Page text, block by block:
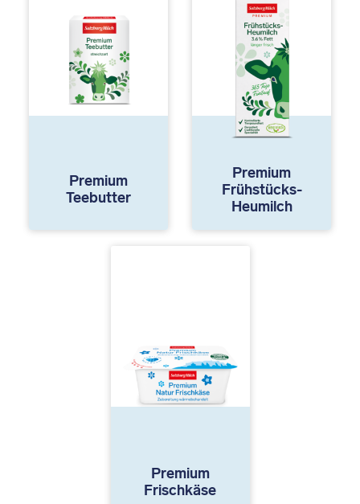
Premium
Teebutter
Premium
Frühstücks-
Heumilch
Premium
Frischkäse